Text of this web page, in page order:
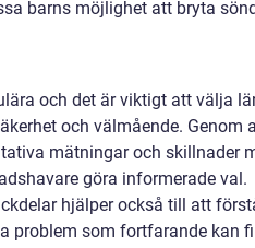
barns möjlighet att bryta
och det är viktigt att välja
och välmående. Genom
mätningar och skillnader
göra informerade val.
hjälper också till att
problem som fortfarande kan